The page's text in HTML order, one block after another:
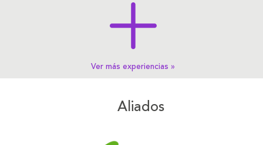
Ver más experiencias »
Aliados